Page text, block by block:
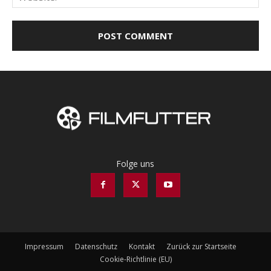
Folge uns
Impressum Datenschutz Kontakt
Zurück zur Startseite
Cookie-Richtlinie (EU)